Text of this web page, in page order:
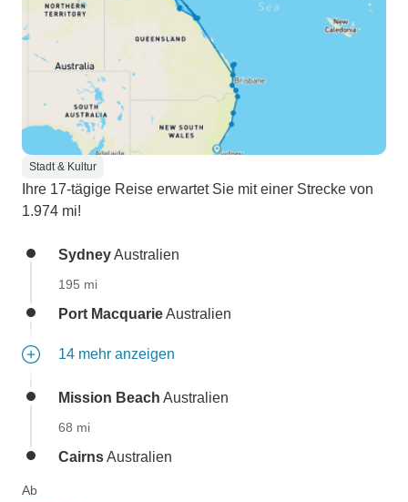
Stadt & Kultur
Ihre 17-tägige Reise erwartet Sie mit einer Strecke von
1.974 mi!
SydneyAustralien
195 mi
Port MacquarieAustralien
14 mehr anzeigen
Mission Beach Australien
68 mi
CairnsAustralien
Ab